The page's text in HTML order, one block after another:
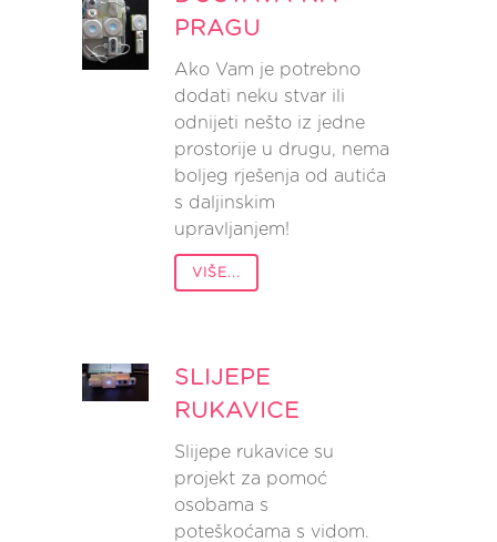
PRAGU
Ako Vam je potrebno
dodati neku stvar ili
odnijeti nešto iz jedne
prostorije u drugu, nema
boljeg rješenja od autića
s daljinskim
upravljanjem!
VIŠE...
SLIJEPE
RUKAVICE
Slijepe rukavice su
projekt za pomoć
osobama s
poteškoćama s vidom.